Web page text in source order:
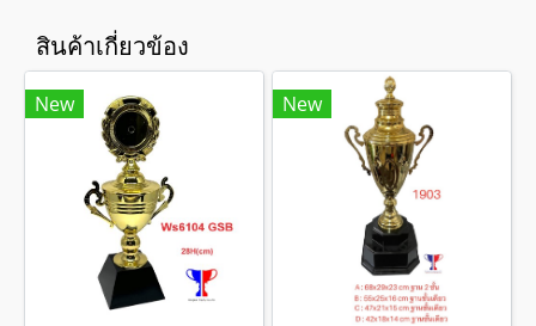
สินค้าเกี่ยวข้อง
New New